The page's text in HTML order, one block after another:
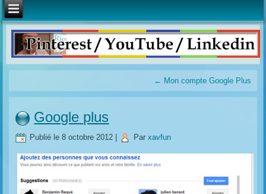
← Mon compte Google Plus
Google plus
Publié le 8 octobre 2012 Par xavfun